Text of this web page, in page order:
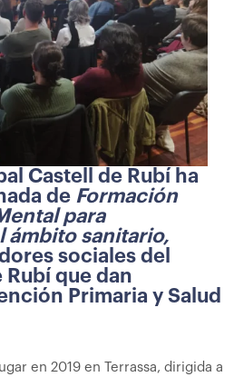
Castell de Rubí ha
de Formación
para
ámbito sanitario,
sociales del
que dan
Primaria y Salud
en 2019 en Terrassa, dirigida a